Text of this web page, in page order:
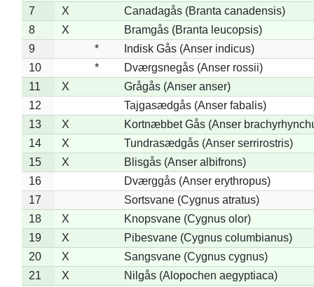
7
X
Canadagås (Branta canadensis)
8
X
Bramgås (Branta leucopsis)
9
*
Indisk Gås (Anser indicus)
10
*
Dværgsnegås (Anser rossii)
11
X
Grågås (Anser anser)
12
Tajgasædgås (Anser fabalis)
13
X
Kortnæbbet Gås (Anser
14
X
Tundrasædgås (Anser serrirostris)
15
X
Blisgås (Anser albifrons)
16
Dværggås (Anser erythropus)
17
Sortsvane (Cygnus atratus)
18
X
Knopsvane (Cygnus olor)
19
X
Pibesvane (Cygnus columbianus)
20
X
Sangsvane (Cygnus cygnus)
21
X
Nilgås (Alopochen aegyptiaca)